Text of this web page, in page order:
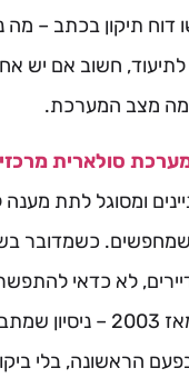
דוח תיקון בכתב –
חשוב אם יש
מה מצב המערכת.
סולארית
ומסוגל לתת
כשמדובר
לא כדאי
בניינים משותפים מאז 2003
הראשונה, בלי